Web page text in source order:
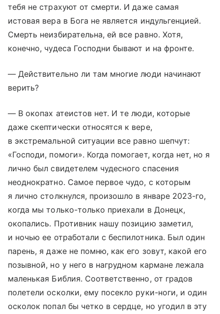
тебя не страхуют от смерти. И даже самая
истовая вера в Бога не является индульгенцией.
Смерть неизбирательна, ей все равно. Хотя,
конечно, чудеса Господни бывают и на фронте.
— Действительно ли там многие люди начинают
верить?
— В окопах атеистов нет. И те люди, которые
даже скептически относятся к вере,
в экстремальной ситуации все равно шепчут:
«Господи, помоги». Когда помогает, когда нет, но я
лично был свидетелем чудесного спасения
неоднократно. Самое первое чудо, с которым
я лично столкнулся, произошло в январе 2023-го,
когда мы только-только приехали в Донецк,
окопались. Противник нашу позицию заметил,
и ночью ее отработали с беспилотника. Был один
парень, я даже не помню, как его зовут, какой его
позывной, но у него в нагрудном кармане лежала
маленькая Библия. Соответственно, от градов
полетели осколки, ему посекло руки-ноги, и один
осколок попал бы четко в сердце, но угодил в эту